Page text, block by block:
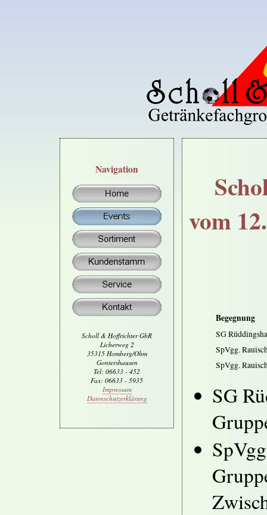
Navigation
Scholl & Hoffrichter GbR
Licherweg 2
35315 Homberg/Ohm
Gontershausen
Tel: 06633 - 452
Fax: 06633 - 5935
Impressum
Datenschutzerklärung
vom
Begegnung
SG
SpVgg.
SpVgg.
SG